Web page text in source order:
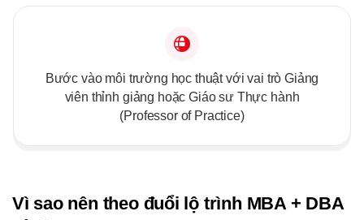
Bước vào môi trường học thuật với vai trò Giảng
viên thỉnh giảng hoặc Giáo sư Thực hành
(Professor of Practice)
Vì sao nên theo đuổi lộ trình MBA + DBA